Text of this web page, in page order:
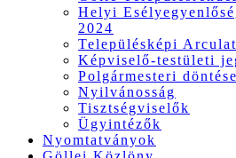
Helyi
2024
Településképi
Képviselő-testületi
Polgármesteri
Nyilvánosság
Tisztségviselők
Ügyintézők
Nyomtatványok